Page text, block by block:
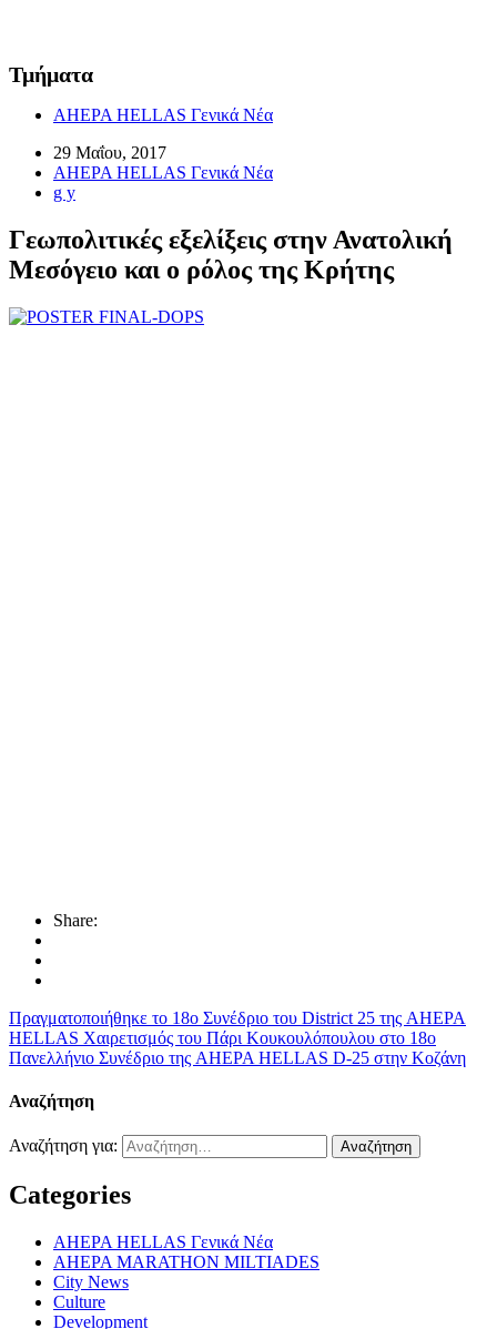
Τμήματα
AHEPA HELLAS Γενικά Νέα
29 Μαΐου, 2017
AHEPA HELLAS Γενικά Νέα
g y
Γεωπολιτικές εξελίξεις στην Ανατολική
Μεσόγειο και ο ρόλος της Κρήτης
Share:
Πραγματοποιήθηκε το 18ο Συνέδριο του District 25 της AHEPA
HELLAS Χαιρετισμός του Πάρι Κουκουλόπουλου στο 18ο
Πανελλήνιο Συνέδριο της AHEPA HELLAS D-25 στην Κοζάνη
Αναζήτηση
Αναζήτηση για:
Categories
AHEPA HELLAS Γενικά Νέα
AHEPA MARATHON MILTIADES
City News
Culture
Development